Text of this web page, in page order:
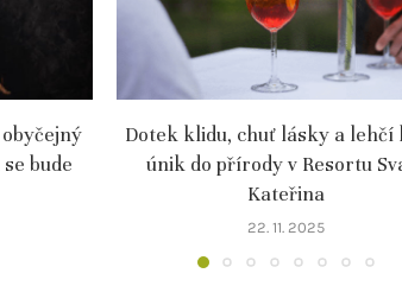
bude
Dotek klidu, chuť lásky a lehčí
únik do přírody v Resortu
Kateřina
22. 11. 2025